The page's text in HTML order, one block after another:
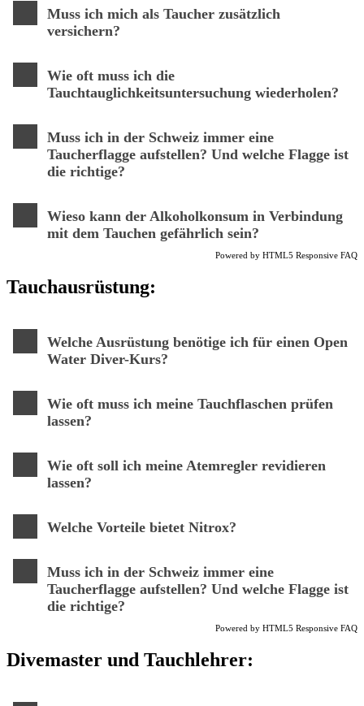
Muss ich mich als Taucher zusätzlich
versichern?
Wie oft muss ich die
Tauchtauglichkeitsuntersuchung wiederholen?
Muss ich in der Schweiz immer eine
Taucherflagge aufstellen? Und welche Flagge ist
die richtige?
Wieso kann der Alkoholkonsum in Verbindung
mit dem Tauchen gefährlich sein?
Powered by HTML5 Responsive FAQ
Tauchausrüstung:
Welche Ausrüstung benötige ich für einen Open
Water Diver-Kurs?
Wie oft muss ich meine Tauchflaschen prüfen
lassen?
Wie oft soll ich meine Atemregler revidieren
lassen?
Welche Vorteile bietet Nitrox?
Muss ich in der Schweiz immer eine
Taucherflagge aufstellen? Und welche Flagge ist
die richtige?
Powered by HTML5 Responsive FAQ
Divemaster und Tauchlehrer: